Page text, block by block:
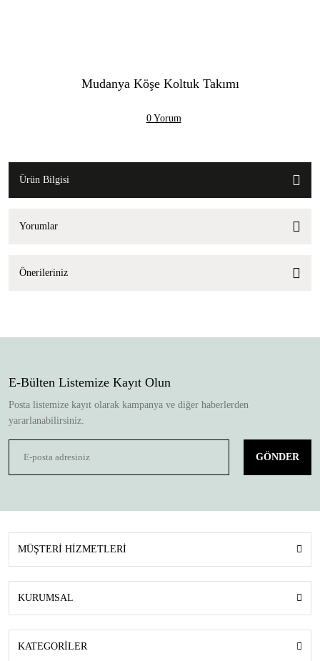
Mudanya Köşe Koltuk Takımı
0 Yorum
Ürün Bilgisi
Yorumlar
Önerileriniz
E-Bülten Listemize Kayıt Olun
Posta listemize kayıt olarak kampanya ve diğer haberlerden
yararlanabilirsiniz.
GÖNDER
MÜŞTERİ HİZMETLERİ
KURUMSAL
KATEGORİLER